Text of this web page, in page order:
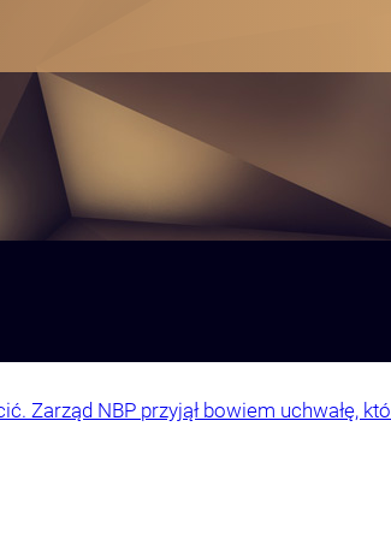
Zarząd NBP przyjął bowiem uchwałę,